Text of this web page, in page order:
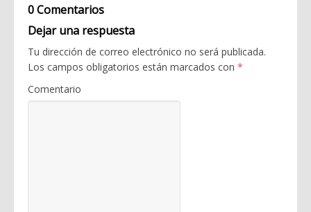
0 Comentarios
Dejar una respuesta
Tu dirección de correo electrónico no será publicada.
Los campos obligatorios están marcados con *
Comentario